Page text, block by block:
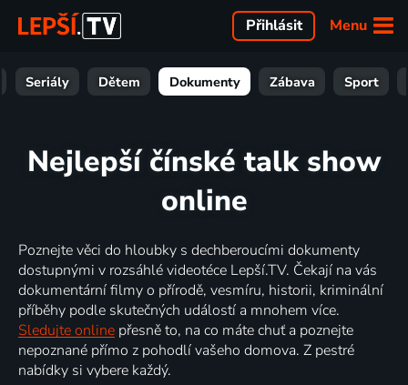
Menu
Přihlásit
Seriály Dětem Dokumenty Zábava Sport
Nejlepší čínské talk show
online
Poznejte věci do hloubky s dechberoucími dokumenty
dostupnými v rozsáhlé videotéce Lepší.TV. Čekají na vás
dokumentární filmy o přírodě, vesmíru, historii, kriminální
příběhy podle skutečných událostí a mnohem více.
Sledujte online přesně to, na co máte chuť a poznejte
nepoznané přímo z pohodlí vašeho domova. Z pestré
nabídky si vybere každý.